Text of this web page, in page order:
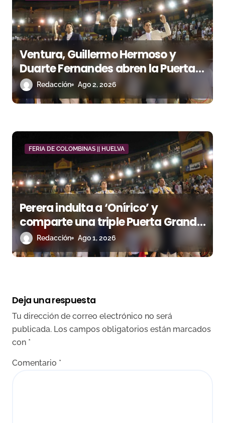
a
s
Ventura, Guillermo Hermoso y
Duarte Fernandes abren la Puerta
Grande a caballo en Huelva
Redacción Ago 2, 2026
FERIA DE COLOMBINAS || HUELVA
Perera indulta a ‘Onírico’ y
comparte una triple Puerta Grande
con Roca Rey y David de Miranda
en Huelva
Redacción Ago 1, 2026
Deja una respuesta
Tu dirección de correo electrónico no será
publicada. Los campos obligatorios están marcados
con *
Comentario *